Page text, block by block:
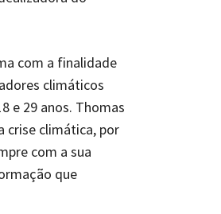
com a finalidade
climáticos
e 29 anos. Thomas
crise climática, por
com a sua
que